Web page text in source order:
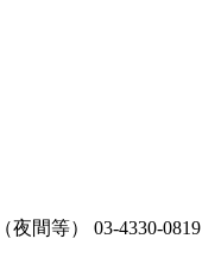
夜間等） 03-4330-0819